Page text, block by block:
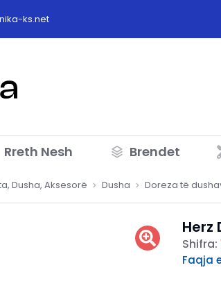
ks.net
Rreth Nesh Brendet
Dusha, Aksesorë Dusha Doreza të
Herz
Shifra:
Faqja